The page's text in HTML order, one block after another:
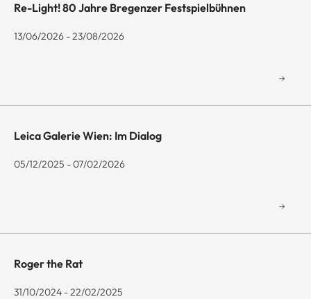
Re-Light! 80 Jahre Bregenzer Festspielbühnen
13/06/2026 - 23/08/2026
Leica Galerie Wien: Im Dialog
05/12/2025 - 07/02/2026
Roger the Rat
31/10/2024 - 22/02/2025